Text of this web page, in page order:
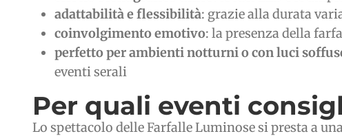
adattabilità e flessibilità: grazie alla durata
coinvolgimento emotivo: la presenza della
perfetto per ambienti notturni o con luci
eventi serali
Per quali eventi
Lo spettacolo delle Farfalle Luminose si presta a